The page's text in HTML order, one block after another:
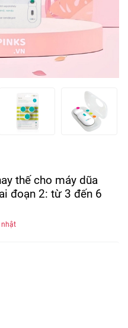
thế cho máy dũa
đoạn 2: từ 3 đến 6
nhật